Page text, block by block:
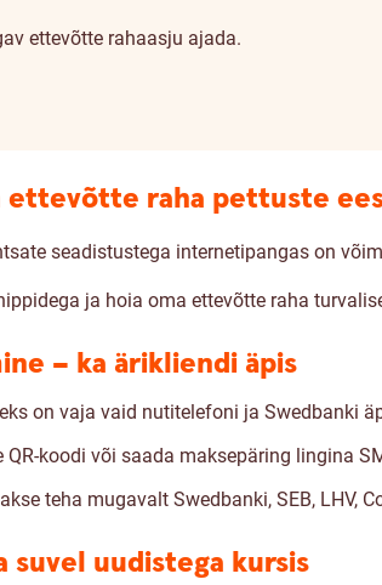
ettevõtte rahaasju ajada.
ettevõtte raha pettuste
seadistustega internetipangas on
ja hoia oma ettevõtte raha
– ka ärikliendi äpis
on vaja vaid nutitelefoni ja Swedbanki
QR-koodi või saada maksepäring lingina
teha mugavalt Swedbanki, SEB, LHV,
suvel uudistega kursis